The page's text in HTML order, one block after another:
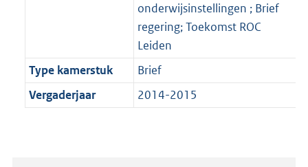
onderwijsinstellingen ; Brief
regering; Toekomst ROC
Leiden
Type kamerstuk
Brief
Vergaderjaar
2014-2015